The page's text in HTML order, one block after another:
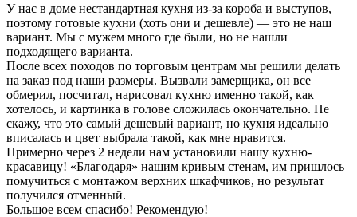
У нас в доме нестандартная кухня из-за короба и выступов,
поэтому готовые кухни (хоть они и дешевле) — это не наш
вариант. Мы с мужем много где были, но не нашли
подходящего варианта.
После всех походов по торговым центрам мы решили делать
на заказ под наши размеры. Вызвали замерщика, он все
обмерил, посчитал, нарисовал кухню именно такой, как
хотелось, и картинка в голове сложилась окончательно. Не
скажу, что это самый дешевый вариант, но кухня идеально
вписалась и цвет выбрала такой, как мне нравится.
Примерно через 2 недели нам установили нашу кухню-
красавицу! «Благодаря» нашим кривым стенам, им пришлось
помучиться с монтажом верхних шкафчиков, но результат
получился отменный.
Большое всем спасибо! Рекомендую!